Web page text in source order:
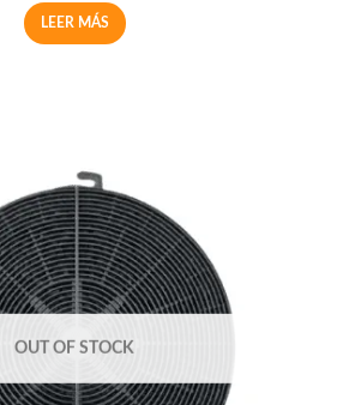
LEER MÁS
OUT OF STOCK